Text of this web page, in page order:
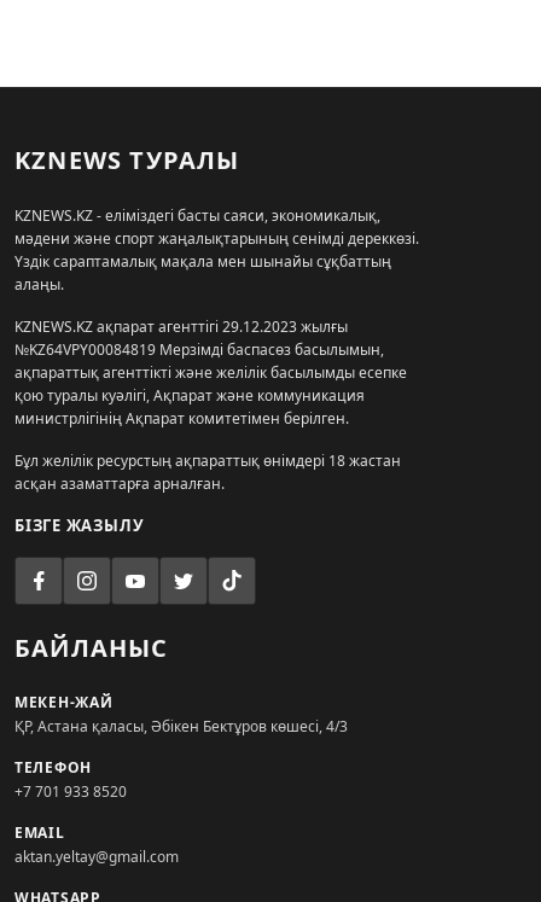
KZNEWS ТУРАЛЫ
KZNEWS.KZ - еліміздегі басты саяси, экономикалық,
мәдени және спорт жаңалықтарының сенімді дереккөзі.
Үздік сараптамалық мақала мен шынайы сұқбаттың
алаңы.
KZNEWS.KZ ақпарат агенттігі 29.12.2023 жылғы
№KZ64VPY00084819 Мерзімді баспасөз басылымын,
ақпараттық агенттікті және желілік басылымды есепке
қою туралы куәлігі, Ақпарат және коммуникация
министрлігінің Ақпарат комитетімен берілген.
Бұл желілік ресурстың ақпараттық өнімдері 18 жастан
асқан азаматтарға арналған.
БІЗГЕ ЖАЗЫЛУ
БАЙЛАНЫС
МЕКЕН-ЖАЙ
ҚР, Астана қаласы, Әбікен Бектұров көшесі, 4/3
ТЕЛЕФОН
+7 701 933 8520
EMAIL
aktan.yeltay@gmail.com
WHATSAPP